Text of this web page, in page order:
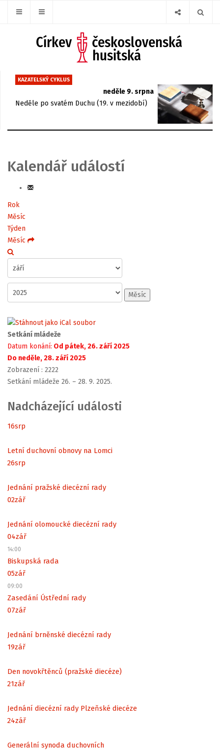
KAZATELSKÝ CYKLUS
neděle 9. srpna
Neděle po svatém Duchu (19. v mezidobí)
Kalendář událostí
Rok
Měsíc
Týden
Měsíc
Měsíc
Setkání mládeže
Datum konání: Od pátek, 26. září 2025
Do neděle, 28. září 2025
Zobrazení : 2222
Setkání mládeže 26. – 28. 9. 2025.
Nadcházející události
16srp
Letní duchovní obnovy na Lomci
26srp
Jednání pražské diecézní rady
02zář
Jednání olomoucké diecézní rady
04zář
14:00
Biskupská rada
05zář
09:00
Zasedání Ústřední rady
07zář
Jednání brněnské diecézní rady
19zář
Den novokřtěnců (pražské diecéze)
21zář
Jednání diecézní rady Plzeňské diecéze
24zář
Generální synoda duchovních